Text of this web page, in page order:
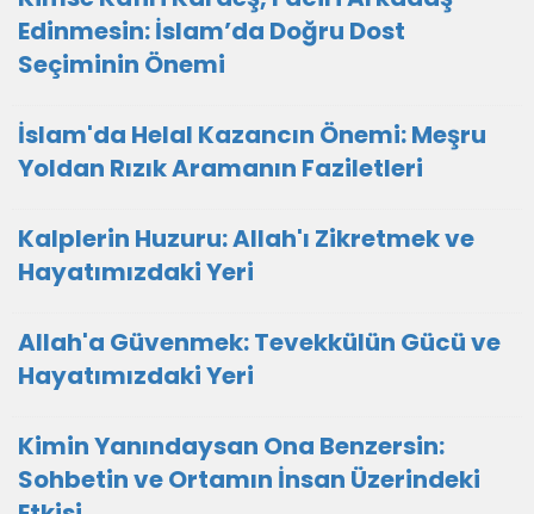
Edinmesin: İslam’da Doğru Dost
Seçiminin Önemi
İslam'da Helal Kazancın Önemi: Meşru
Yoldan Rızık Aramanın Faziletleri
Kalplerin Huzuru: Allah'ı Zikretmek ve
Hayatımızdaki Yeri
Allah'a Güvenmek: Tevekkülün Gücü ve
Hayatımızdaki Yeri
Kimin Yanındaysan Ona Benzersin:
Sohbetin ve Ortamın İnsan Üzerindeki